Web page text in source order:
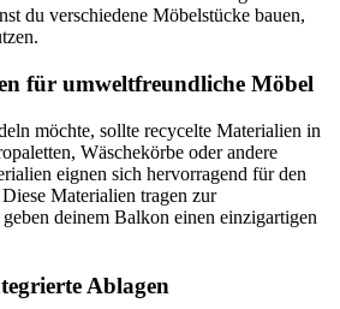
du verschiedene Möbelstücke bauen,
für umweltfreundliche Möbel
möchte, sollte recycelte Materialien in
Wäschekörbe oder andere
eignen sich hervorragend für den
Materialien tragen zur
deinem Balkon einen einzigartigen
Ablagen